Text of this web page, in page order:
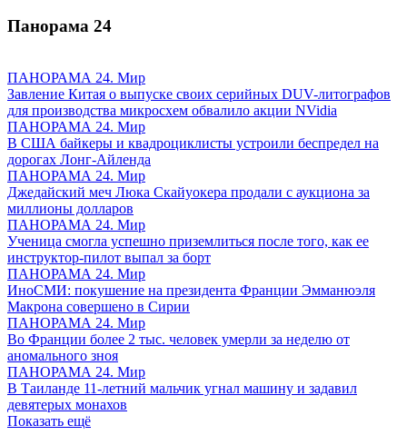
Панорама 24
ПАНОРАМА 24. Мир
Завление Китая о выпуске своих серийных DUV-литографов
для производства микросхем обвалило акции NVidia
ПАНОРАМА 24. Мир
В США байкеры и квадроциклисты устроили беспредел на
дорогах Лонг-Айленда
ПАНОРАМА 24. Мир
Джедайский меч Люка Скайуокера продали с аукциона за
миллионы долларов
ПАНОРАМА 24. Мир
Ученица смогла успешно приземлиться после того, как ее
инструктор-пилот выпал за борт
ПАНОРАМА 24. Мир
ИноСМИ: покушение на президента Франции Эмманюэля
Макрона совершено в Сирии
ПАНОРАМА 24. Мир
Во Франции более 2 тыс. человек умерли за неделю от
аномального зноя
ПАНОРАМА 24. Мир
В Таиланде 11-летний мальчик угнал машину и задавил
девятерых монахов
Показать ещё